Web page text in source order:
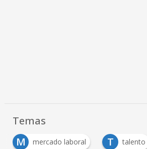
Temas
M
mercado laboral T talento